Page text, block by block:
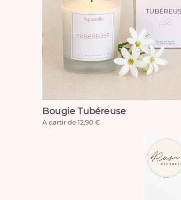
Bougie Tubéreuse
A partir de 12,90 €